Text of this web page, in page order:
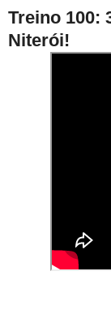
Treino 100:
Niterói!